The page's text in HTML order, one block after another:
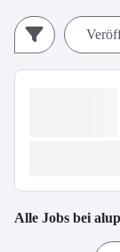
Alle Jobs bei